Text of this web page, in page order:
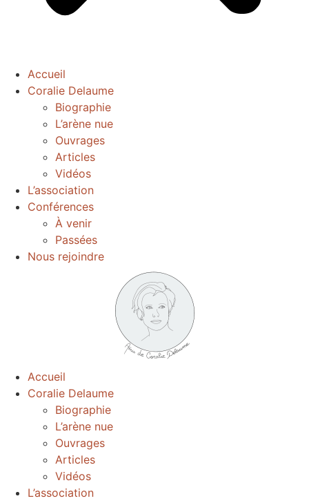
Accueil
Coralie Delaume
Biographie
L’arène nue
Ouvrages
Articles
Vidéos
L’association
Conférences
À venir
Passées
Nous rejoindre
Accueil
Coralie Delaume
Biographie
L’arène nue
Ouvrages
Articles
Vidéos
L’association